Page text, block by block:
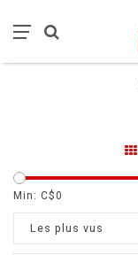
Min: C$0
Les plus vus